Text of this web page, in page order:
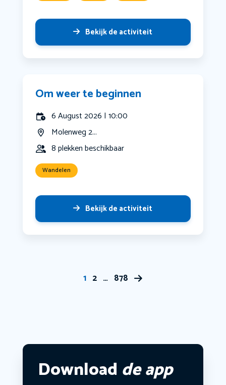
Bekijk de activiteit
Om weer te beginnen
6 August 2026 | 10:00
Molenweg 2...
8 plekken beschikbaar
Wandelen
Bekijk de activiteit
1 2 … 878
Download de app